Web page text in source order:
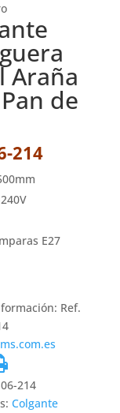
Araña
de
214
E27
Ref.
214
Colgante